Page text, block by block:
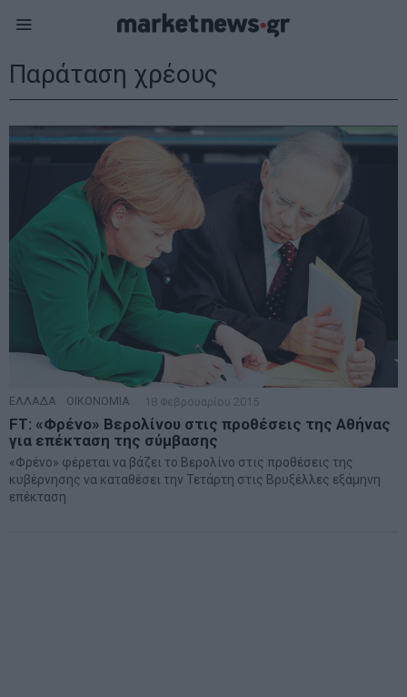
Παράταση χρέους
ΕΛΛΑΔΑ ΟΙΚΟΝΟΜΙΑ 18 Φεβρουαρίου 2015
FT: «Φρένο» Βερολίνου στις προθέσεις της Αθήνας
για επέκταση της σύμβασης
«Φρένο» φέρεται να βάζει το Βερολίνο στις προθέσεις της
κυβέρνησης να καταθέσει την Τετάρτη στις Βρυξέλλες εξάμηνη
επέκταση